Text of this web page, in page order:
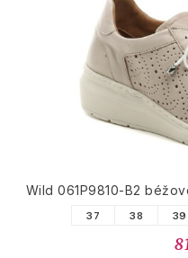
Wild 061P9810-B2
37 38 39